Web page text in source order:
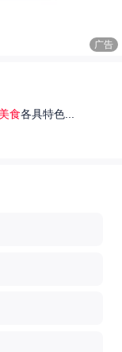
广告
食各具特色...